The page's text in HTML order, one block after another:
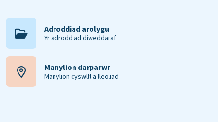
Adroddiad arolygu
Yr adroddiad diweddaraf
Manylion darparwr
Manylion cyswllt a lleoliad